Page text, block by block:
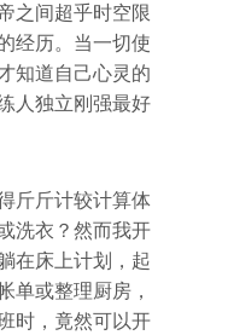
之间超乎时空限
经历。当一切使
知道自己心灵的
人独立刚强最好
斤斤计较计算体
洗衣？然而我开
在床上计划，起
单或整理厨房，
时，竟然可以开